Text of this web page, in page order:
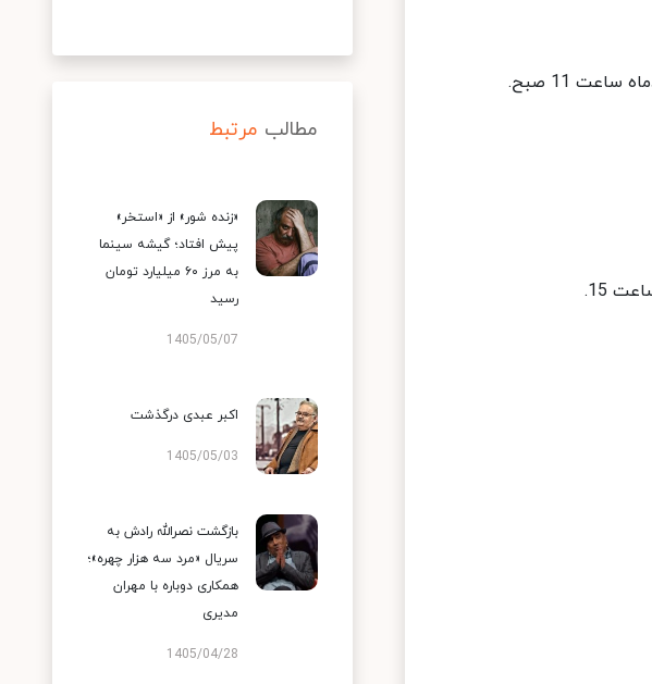
مطالب مرتبط
«زنده شور» از «استخر»
پیش افتاد؛ گیشه سینما
به مرز ۶۰ میلیارد تومان
رسید
1405/05/07
اکبر عبدی درگذشت
1405/05/03
بازگشت نصرالله رادش به
سریال «مرد سه هزار چهره»؛
همکاری دوباره با مهران
مدیری
1405/04/28